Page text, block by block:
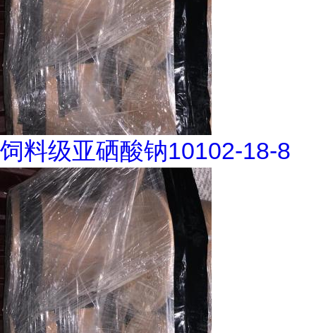
饲料级亚硒酸钠10102-18-8